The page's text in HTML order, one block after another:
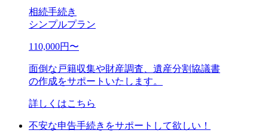
相続手続き
シンプルプラン
110,000円〜
面倒な戸籍収集や財産調査、遺産分割協議書
の作成をサポートいたします。
詳しくはこちら
不安な申告手続きをサポートして欲しい！